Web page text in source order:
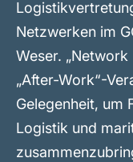
Netzwerken im
Weser.
„After-Work“-
Gelegenheit, um
Logistik und